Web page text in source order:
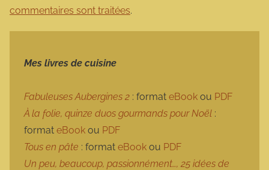
commentaires sont traitées.
Mes livres de cuisine
Fabuleuses Aubergines 2 : format eBook ou PDF
À la folie, quinze duos gourmands pour Noël :
format eBook ou PDF
Tous en pâte : format eBook ou PDF
Un peu, beaucoup, passionnément…, 25 idées de